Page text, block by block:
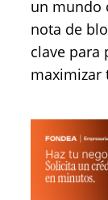
un mundo
nota de
clave para
maximizar